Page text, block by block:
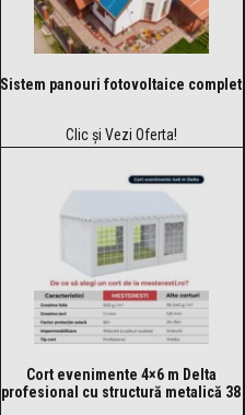
Sistem panouri fotovoltaice complet
Clic și Vezi Oferta!
Cort evenimente 4×6 m Delta
profesional cu structură metalică 38